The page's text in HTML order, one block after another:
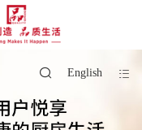
English